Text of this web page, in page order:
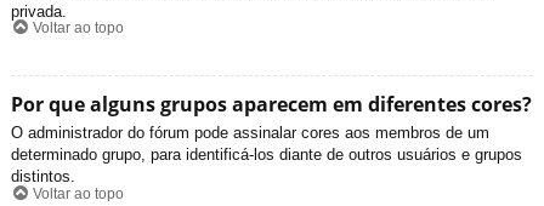
privada.
Voltar ao topo
Por que alguns grupos aparecem em diferentes cores?
O administrador do fórum pode assinalar cores aos membros de um
determinado grupo, para identificá-los diante de outros usuários e grupos
distintos.
Voltar ao topo